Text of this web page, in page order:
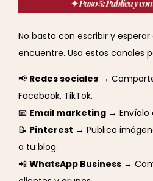
No basta con escribir y
encuentre. Usa estos canales
📢 Redes sociales →
Facebook, TikTok.
📧 Email marketing → Envíalo
📝 Pinterest → Publica
a tu blog.
📲 WhatsApp Business →